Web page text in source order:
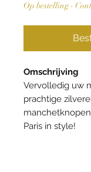
Op bestelling -
Omschrijving
Vervolledig uw
prachtige
Paris in style!